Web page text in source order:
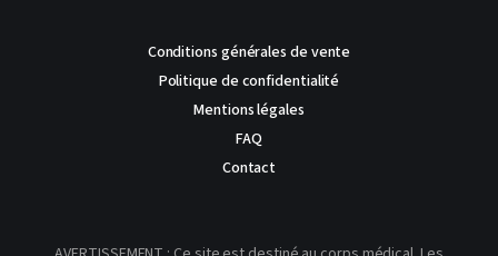
Conditions générales de vente
Politique de confidentialité
Mentions légales
FAQ
Contact